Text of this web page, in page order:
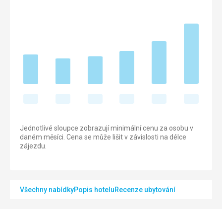
Jednotlivé sloupce zobrazují minimální cenu za osobu v
daném měsíci. Cena se může lišit v závislosti na délce
zájezdu.
Všechny nabídkyPopis hoteluRecenze ubytování